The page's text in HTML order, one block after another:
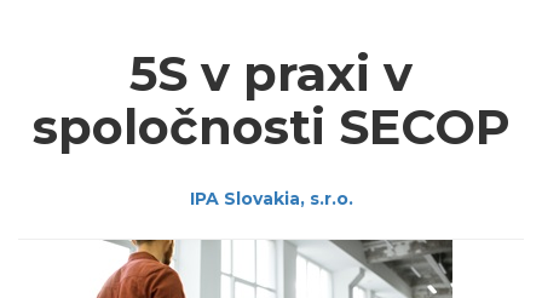
5S v praxi v
spoločnosti SECOP
IPA Slovakia, s.r.o.